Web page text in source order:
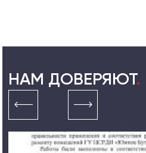
НАМ ДОВЕРЯЮТ.